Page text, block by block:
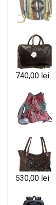
740,00 lei
530,00 lei